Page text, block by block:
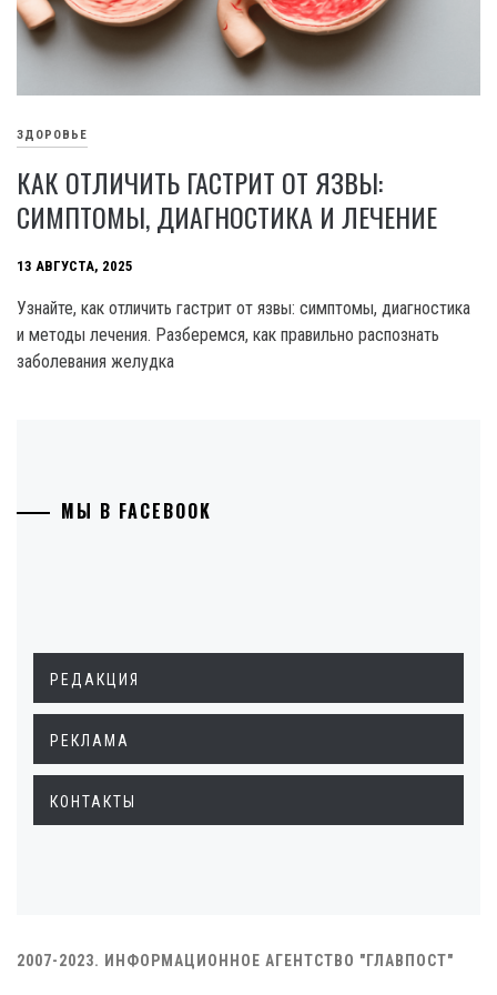
ЗДОРОВЬЕ
КАК ОТЛИЧИТЬ ГАСТРИТ ОТ ЯЗВЫ:
СИМПТОМЫ, ДИАГНОСТИКА И ЛЕЧЕНИЕ
13 АВГУСТА, 2025
Узнайте, как отличить гастрит от язвы: симптомы, диагностика
и методы лечения. Разберемся, как правильно распознать
заболевания желудка
МЫ В FACEBOOK
РЕДАКЦИЯ
РЕКЛАМА
КОНТАКТЫ
2007-2023. ИНФОРМАЦИОННОЕ АГЕНТСТВО "ГЛАВПОСТ"